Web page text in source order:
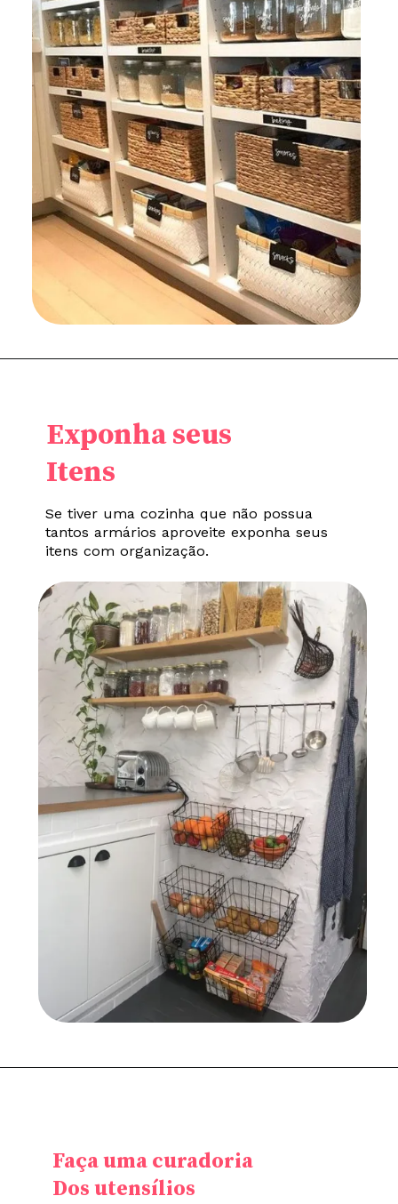
Se tiver uma cozinha que não possua
tantos armários aproveite exponha seus
itens com organização.
Exponha seus
Itens
Faça uma curadoria
Dos utensílios